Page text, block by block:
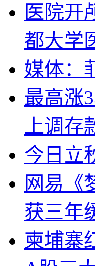
医院开
都大学
媒体：
最高涨
上调存
今日立
网易《
获三年
柬埔寨